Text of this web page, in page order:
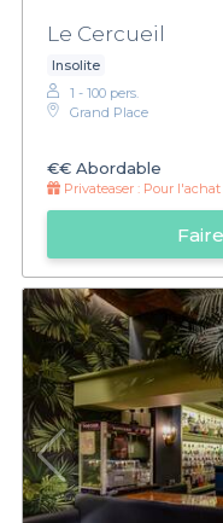
Le Cercueil
Insolite
1 - 100 pers.
Grand Place
€€ Abordable
Privateaser : Pour